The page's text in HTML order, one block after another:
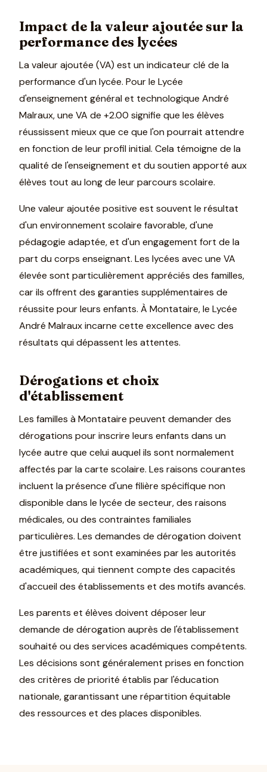
Impact de la valeur ajoutée sur la
performance des lycées
La valeur ajoutée (VA) est un indicateur clé de la
performance d'un lycée. Pour le Lycée
d'enseignement général et technologique André
Malraux, une VA de +2.00 signifie que les élèves
réussissent mieux que ce que l'on pourrait attendre
en fonction de leur profil initial. Cela témoigne de la
qualité de l'enseignement et du soutien apporté aux
élèves tout au long de leur parcours scolaire.
Une valeur ajoutée positive est souvent le résultat
d'un environnement scolaire favorable, d'une
pédagogie adaptée, et d'un engagement fort de la
part du corps enseignant. Les lycées avec une VA
élevée sont particulièrement appréciés des familles,
car ils offrent des garanties supplémentaires de
réussite pour leurs enfants. À Montataire, le Lycée
André Malraux incarne cette excellence avec des
résultats qui dépassent les attentes.
Dérogations et choix
d'établissement
Les familles à Montataire peuvent demander des
dérogations pour inscrire leurs enfants dans un
lycée autre que celui auquel ils sont normalement
affectés par la carte scolaire. Les raisons courantes
incluent la présence d'une filière spécifique non
disponible dans le lycée de secteur, des raisons
médicales, ou des contraintes familiales
particulières. Les demandes de dérogation doivent
être justifiées et sont examinées par les autorités
académiques, qui tiennent compte des capacités
d'accueil des établissements et des motifs avancés.
Les parents et élèves doivent déposer leur
demande de dérogation auprès de l'établissement
souhaité ou des services académiques compétents.
Les décisions sont généralement prises en fonction
des critères de priorité établis par l'éducation
nationale, garantissant une répartition équitable
des ressources et des places disponibles.